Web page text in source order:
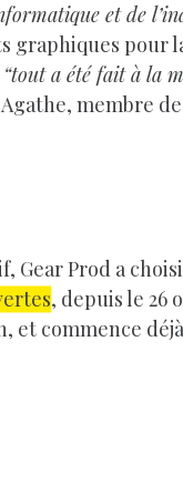
et de
graphiques pour
“tout a été fait à la
membre
Gear Prod a
, depuis le 26
et commence